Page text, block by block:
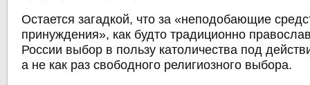
Остается загадкой, что за «неподобающие
принуждения», как будто традиционно
России выбор в пользу католичества под
а не как раз свободного религиозного выбора.